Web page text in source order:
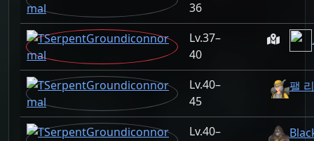
36
37–
40
40–
45
팰
40–